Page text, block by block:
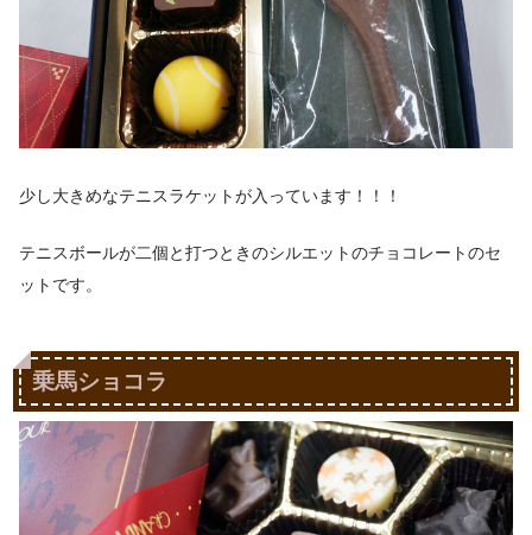
少し大きめなテニスラケットが入っています！！！
テニスボールが二個と打つときのシルエットのチョコレートのセ
ットです。
乗馬ショコラ